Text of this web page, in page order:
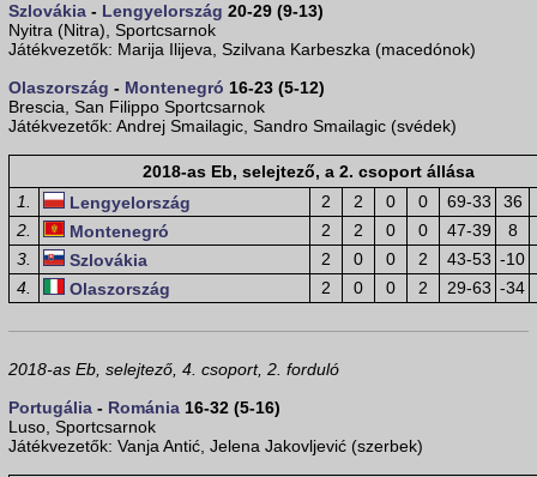
Szlovákia - Lengyelország 20-29 (9-13)
Nyitra (Nitra), Sportcsarnok
Játékvezetők: Marija Ilijeva, Szilvana Karbeszka (macedónok)
Olaszország - Montenegró 16-23 (5-12)
Brescia, San Filippo Sportcsarnok
Játékvezetők: Andrej Smailagic, Sandro Smailagic (svédek)
2018-as Eb, selejtező, a 2. csoport állása
1.
Lengyelország 2 2 0 0 69-33
36
2.
Montenegró 2 2 0 0 47-39
8
3.
Szlovákia 2 0 0 2 43-53 -10
4.
Olaszország 2 0 0 2 29-63 -34
2018-as Eb, selejtező, 4. csoport, 2. forduló
Portugália - Románia 16-32 (5-16)
Luso, Sportcsarnok
Játékvezetők: Vanja Antić, Jelena Jakovljević (szerbek)